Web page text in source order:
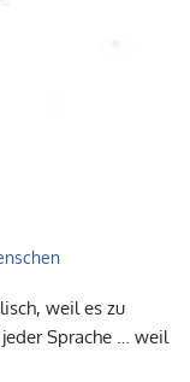
weil es zu
Sprache … weil